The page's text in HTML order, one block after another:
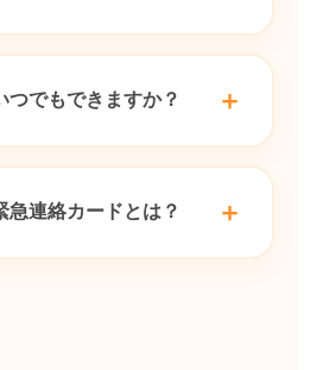
つでもできますか？
急連絡カードとは？